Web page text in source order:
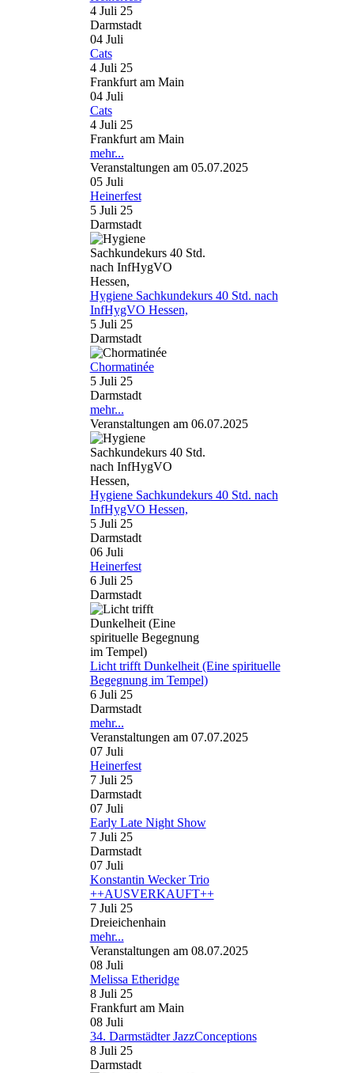
4 Juli 25
Darmstadt
04 Juli
Cats
4 Juli 25
Frankfurt am Main
04 Juli
Cats
4 Juli 25
Frankfurt am Main
mehr...
Veranstaltungen am 05.07.2025
05 Juli
Heinerfest
5 Juli 25
Darmstadt
Hygiene Sachkundekurs 40 Std. nach
InfHygVO Hessen,
5 Juli 25
Darmstadt
Chormatinée
5 Juli 25
Darmstadt
mehr...
Veranstaltungen am 06.07.2025
Hygiene Sachkundekurs 40 Std. nach
InfHygVO Hessen,
5 Juli 25
Darmstadt
06 Juli
Heinerfest
6 Juli 25
Darmstadt
Licht trifft Dunkelheit (Eine spirituelle
Begegnung im Tempel)
6 Juli 25
Darmstadt
mehr...
Veranstaltungen am 07.07.2025
07 Juli
Heinerfest
7 Juli 25
Darmstadt
07 Juli
Early Late Night Show
7 Juli 25
Darmstadt
07 Juli
Konstantin Wecker Trio
++AUSVERKAUFT++
7 Juli 25
Dreieichenhain
mehr...
Veranstaltungen am 08.07.2025
08 Juli
Melissa Etheridge
8 Juli 25
Frankfurt am Main
08 Juli
34. Darmstädter JazzConceptions
8 Juli 25
Darmstadt